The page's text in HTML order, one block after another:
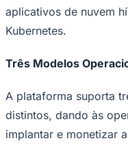
aplicativos de nuvem
Kubernetes.
Três Modelos
A plataforma suporta
distintos, dando às
implantar e monetizar